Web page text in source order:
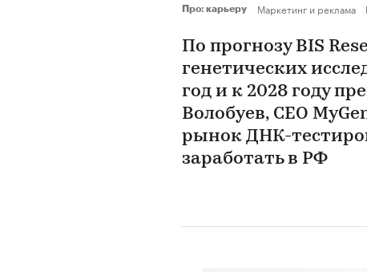
Про: карьеру Маркетинг и реклама
По прогнозу BIS
генетических
год и к 2028 году
Волобуев, CEO
рынок ДНК-
заработать в РФ